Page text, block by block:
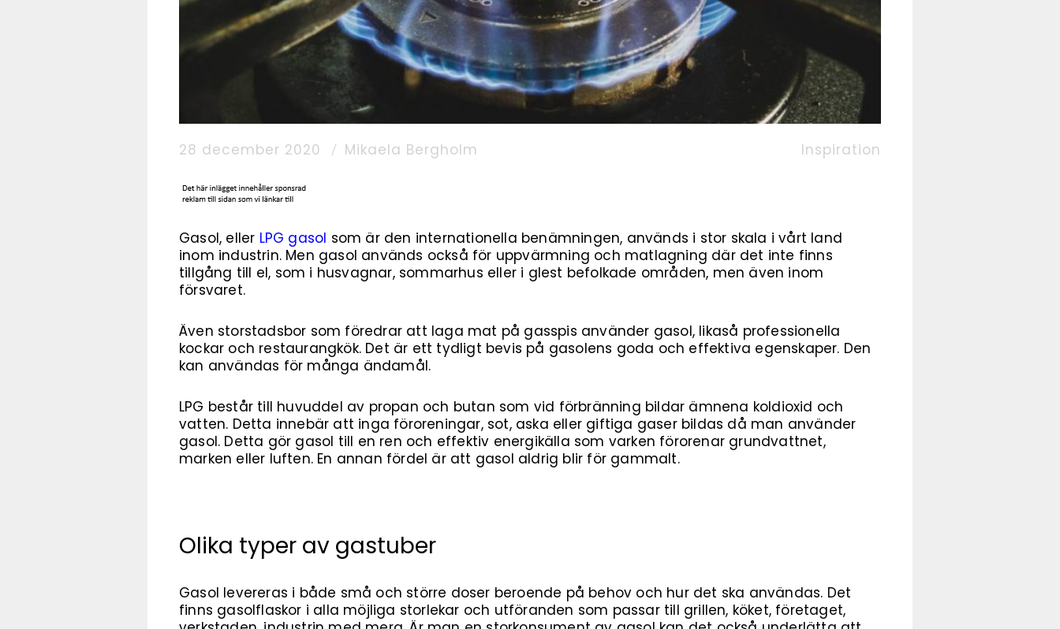
28 december 2020 Mikaela Bergholm Inspiration
Gasol, eller LPG gasol som är den internationella benämningen, används i stor skala i vårt land
inom industrin. Men gasol används också för uppvärmning och matlagning där det inte finns
tillgång till el, som i husvagnar, sommarhus eller i glest befolkade områden, men även inom
försvaret.
Även storstadsbor som föredrar att laga mat på gasspis använder gasol, likaså professionella
kockar och restaurangkök. Det är ett tydligt bevis på gasolens goda och effektiva egenskaper. Den
kan användas för många ändamål.
LPG består till huvuddel av propan och butan som vid förbränning bildar ämnena koldioxid och
vatten. Detta innebär att inga föroreningar, sot, aska eller giftiga gaser bildas då man använder
gasol. Detta gör gasol till en ren och effektiv energikälla som varken förorenar grundvattnet,
marken eller luften. En annan fördel är att gasol aldrig blir för gammalt.
Olika typer av gastuber
Gasol levereras i både små och större doser beroende på behov och hur det ska användas. Det
finns gasolflaskor i alla möjliga storlekar och utföranden som passar till grillen, köket, företaget,